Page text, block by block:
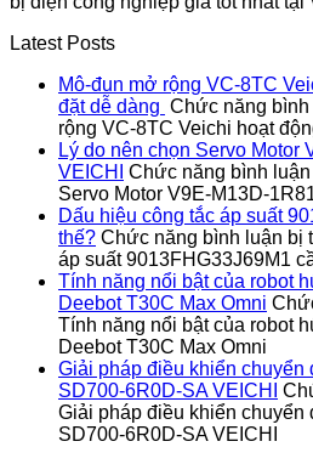
Latest Posts
Mô-đun mở rộng VC-8TC
đặt dễ dàng Chức năng bình
rộng VC-8TC Veichi hoạt
Lý do nên chọn Servo Motor
VEICHI
Chức năng bình luận
Servo Motor V9E-M13D-
Dấu hiệu công tắc áp suất
thế? Chức năng bình luận bị
áp suất 9013FHG33J69M1
Tính năng nổi bật của robot
Deebot T30C Max Omni
Tính năng nổi bật của robot
Deebot T30C Max Omni
Giải pháp điều khiển
SD700-6R0D-SA VEICHI
Giải pháp điều khiển
SD700-6R0D-SA VEICHI